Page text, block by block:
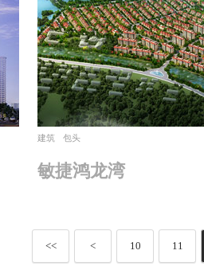
建筑 包头
敏捷鸿龙湾
<< < 10 11